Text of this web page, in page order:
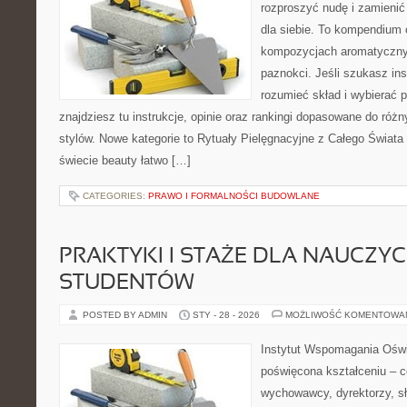
rozproszyć nudę i
dla siebie. To kompendium
kompozycjach
paznokci. Jeśli szukasz
rozumieć skład i wybierać
znajdziesz tu instrukcje, opinie oraz rankingi dopasowane do
stylów. Nowe kategorie to Rytuały Pielęgnacyjne z Całego
świecie beauty łatwo […]
CATEGORIES: PRAWO I FORMALNOŚCI BUDOWLANE
PRAKTYKI I STAŻE DLA
STUDENTÓW
POSTED BY ADMIN STY - 28 - 2026 MOŻLIWOŚĆ
Instytut Wspomagania
poświęcona kształceniu –
wychowawcy, dyrektorzy,